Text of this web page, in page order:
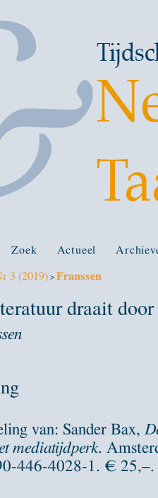
Zoek Actueel
3 (2019) > Franssen
draait
van: Sander Bax,
mediatijdperk.
446-4028-1. € 25,–.